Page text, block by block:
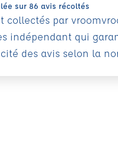
sur 86 avis récoltés
collectés par
indépendant qui
des avis selon la